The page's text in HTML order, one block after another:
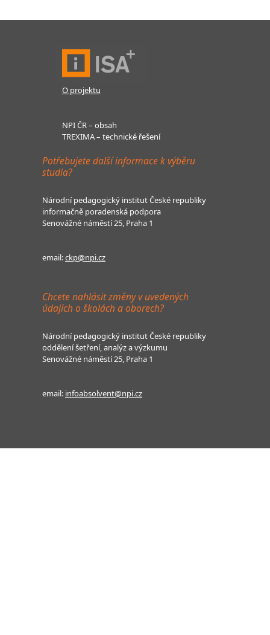
O projektu
NPI ČR – obsah
TREXIMA – technické řešení
Potřebujete další informace k výběru
studia?
Národní pedagogický institut České republiky
informačně poradenská podpora
Senovážné náměstí 25, Praha 1
email:ckp@npi.cz
Chcete nahlásit změny v uvedených
údajích o školách a oborech?
Národní pedagogický institut České republiky
oddělení šetření, analýz a výzkumu
Senovážné náměstí 25, Praha 1
email: infoabsolvent@npi.cz